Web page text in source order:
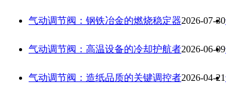
2026-07-30
气动调节阀：钢铁冶金的燃烧稳定器
2026-06-09
气动调节阀：高温设备的冷却护航者
2026-04-21
气动调节阀：造纸品质的关键调控者